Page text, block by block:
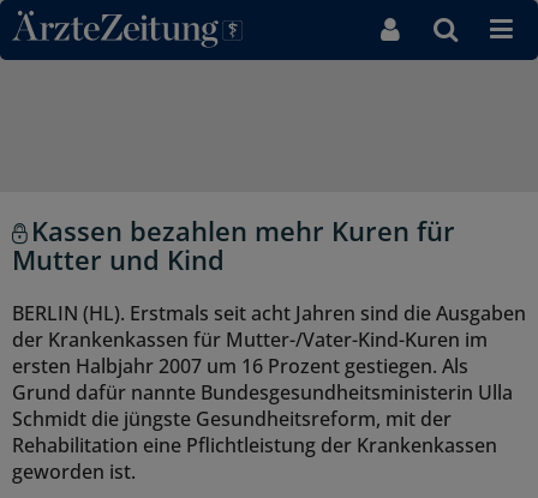
Direkt zum Inhaltsbereich
Kassen bezahlen mehr Kuren für
Mutter und Kind
BERLIN (HL). Erstmals seit acht Jahren sind die Ausgaben
der Krankenkassen für Mutter-/Vater-Kind-Kuren im
ersten Halbjahr 2007 um 16 Prozent gestiegen. Als
Grund dafür nannte Bundesgesundheitsministerin Ulla
Schmidt die jüngste Gesundheitsreform, mit der
Rehabilitation eine Pflichtleistung der Krankenkassen
geworden ist.